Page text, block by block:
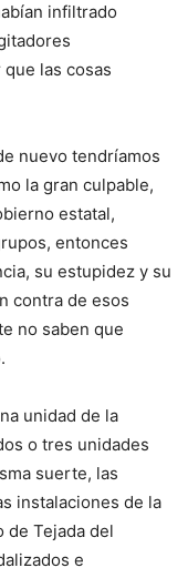
infiltrado
las cosas
nuevo tendríamos
la gran culpable,
estatal,
entonces
su estupidez y su
contra de esos
no saben que
unidad de la
o tres unidades
suerte, las
instalaciones de la
de Tejada del
e